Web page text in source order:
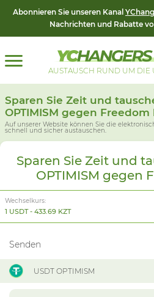
Abonnieren Sie unseren Kanal
Nachrichten und Rabatte
AUSTAUSCH RUND UM DIE
Sparen Sie Zeit und
OPTIMISM gegen Freedom
Auf unserer Website können Sie die
schnell und sicher austauschen.
Sparen Sie Zeit und
OPTIMISM gegen
Wechselkurs:
1 USDT - 433.69 KZT
Senden
USDT OPTIMISM